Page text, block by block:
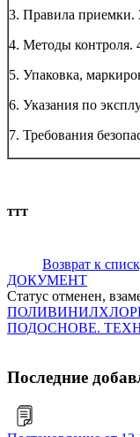
3. Правила приемки.
4. Методы контроля.
5. Упаковка,
6. Указания по
7. Требования
ттт
Возврат к
ДОКУМЕНТ
Статус отменен,
ПОДОСНОВЕ.
Последние